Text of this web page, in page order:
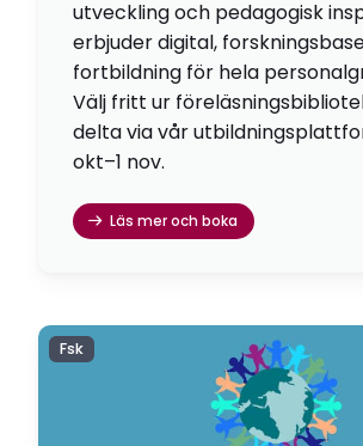
utveckling och pedagogisk
erbjuder digital,
fortbildning för hela
Välj fritt ur
delta via vår
okt–1 nov.
Läs mer och boka
Fsk